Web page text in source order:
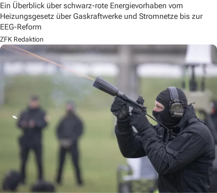
Ein Überblick über schwarz-rote Energievorhaben vom
Heizungsgesetz über Gaskraftwerke und Stromnetze bis zur
EEG-Reform
ZFK Redaktion